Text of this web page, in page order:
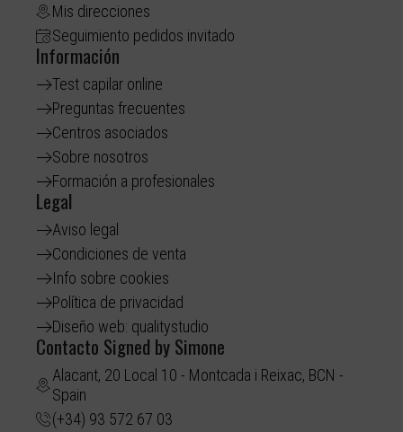
Mis direcciones
Seguimiento pedidos invitado
Información
Test capilar online
Preguntas frecuentes
Centros asociados
Sobre nosotros
Formación a profesionales
Legal
Aviso legal
Condiciones de venta
Info sobre cookies
Política de privacidad
Diseño web: qualitystudio
Contacto Signed by Simone
Alacant, 20 Local 10 - Montcada i Reixac, BCN -
Spain
(+34) 93 572 67 03